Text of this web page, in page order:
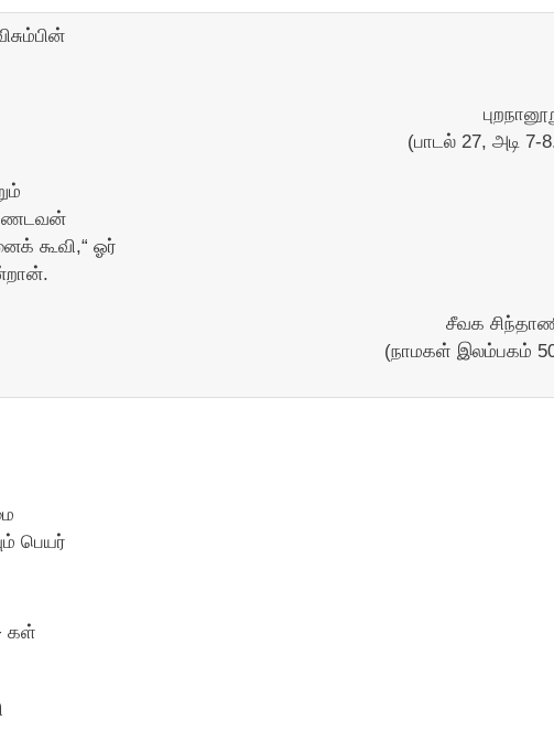
(பாடல் 27, அடி 7-
கணடவன்
கூவி,“ ஓர்
சீவக
(நாமகள் இலம்பகம்
பெயர்
கள்